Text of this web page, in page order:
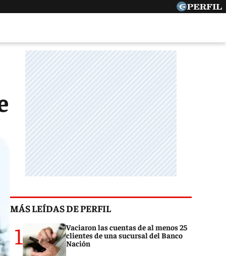
MÁS LEÍDAS DE PERFIL
1
Vaciaron las cuentas de al menos 25
clientes de una sucursal del Banco
Nación